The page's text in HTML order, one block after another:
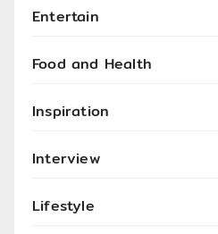
Entertain
Food and Health
Inspiration
Interview
Lifestyle